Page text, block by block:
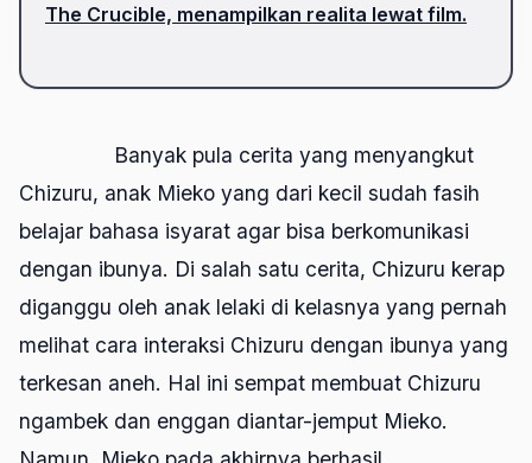
The Crucible, menampilkan realita lewat film.
Banyak pula cerita yang menyangkut
Chizuru, anak Mieko yang dari kecil sudah fasih
belajar bahasa isyarat agar bisa berkomunikasi
dengan ibunya. Di salah satu cerita, Chizuru kerap
diganggu oleh anak lelaki di kelasnya yang pernah
melihat cara interaksi Chizuru dengan ibunya yang
terkesan aneh. Hal ini sempat membuat Chizuru
ngambek dan enggan diantar-jemput Mieko.